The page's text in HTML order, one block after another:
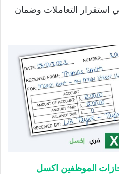
استقرار التعاملات وضمان
الموظفين اكسل